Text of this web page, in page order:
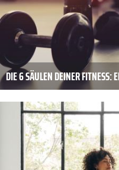
DIE 6 SÄULEN DEINER FITNESS: